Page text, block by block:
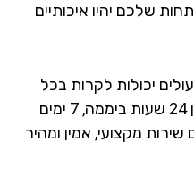
יהיו איכותיים
לקרות בכל
זמן, ולכן אנו מציעים שירות זמין 24 שעות ביממה, 7 ימים
מקצועי, אמין ומהיר